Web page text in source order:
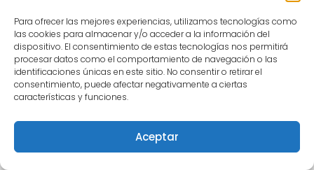
Para ofrecer las mejores experiencias, utilizamos tecnologías como
las cookies para almacenar y/o acceder a la información del
dispositivo. El consentimiento de estas tecnologías nos permitirá
procesar datos como el comportamiento de navegación o las
identificaciones únicas en este sitio. No consentir o retirar el
consentimiento, puede afectar negativamente a ciertas
características y funciones.
Aceptar
Reproductor
de
vídeo